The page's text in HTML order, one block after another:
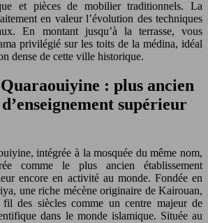
et pièces de mobilier traditionnels. La
en valeur l’évolution des techniques
En montant jusqu’à la terrasse, vous
privilégié sur les toits de la médina, idéal
dense de cette ville historique.
: plus ancien
supérieur
intégrée à la mosquée du même nom,
comme le plus ancien établissement
encore en activité au monde. Fondée en
une riche mécène originaire de Kairouan,
fil des siècles comme un centre majeur de
dans le monde islamique. Située au